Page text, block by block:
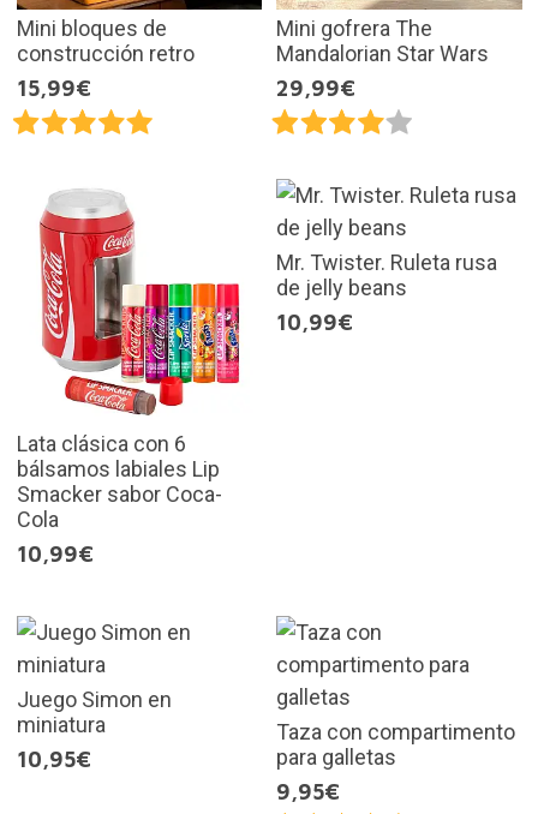
Mini bloques de
construcción retro
15,99€
Mini gofrera The
Mandalorian Star Wars
29,99€
Lata clásica con 6
bálsamos labiales Lip
Smacker sabor Coca-
Cola
10,99€
Mr. Twister. Ruleta rusa
de jelly beans
10,99€
Juego Simon en
miniatura
10,95€
Taza con compartimento
para galletas
9,95€